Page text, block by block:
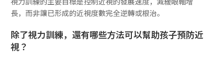
長，而非讓已形成的近視度數完全逆轉或根治。
除了視力訓練，還有哪些方法可以幫助孩子預防近
視？